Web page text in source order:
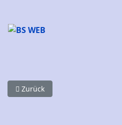
Vorheriger Beitrag: Datenschutz
Zurück